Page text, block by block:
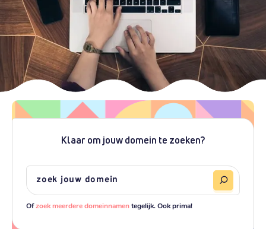
Klaar om jouw domein te zoeken?
Ofzoek meerdere domeinnamentegelijk. Ook prima!